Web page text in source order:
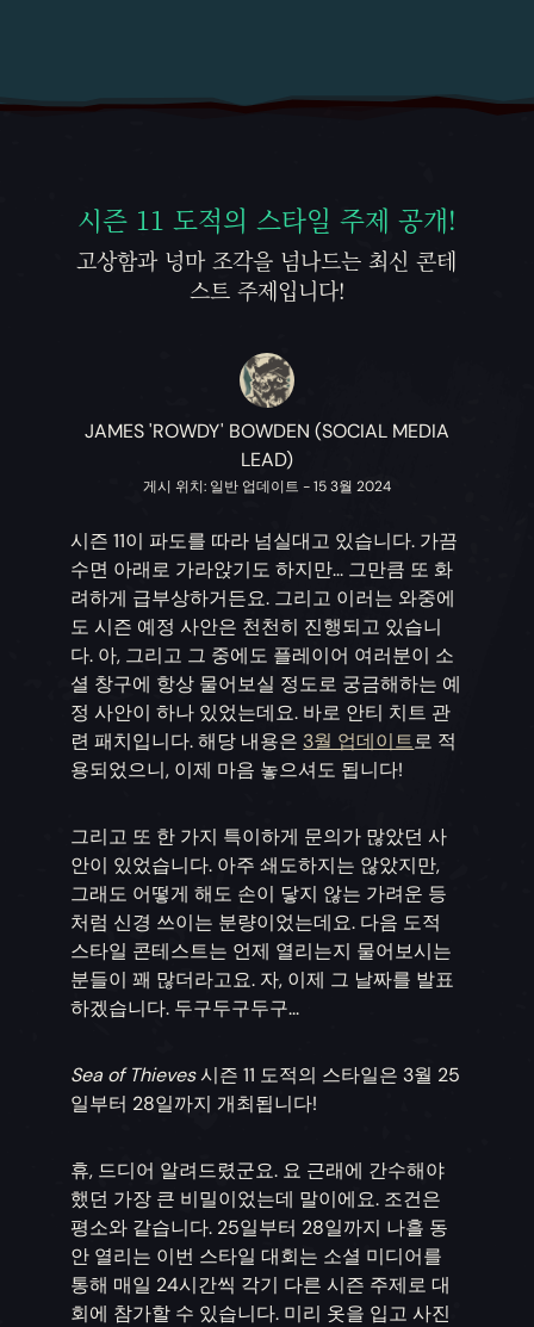
시즌 11 도적의 스타일 주제 공개!
고상함과 넝마 조각을 넘나드는 최신 콘테
스트 주제입니다!
JAMES 'ROWDY' BOWDEN (SOCIAL MEDIA
LEAD)
게시 위치: 일반 업데이트 - 15 3월 2024
시즌 11이 파도를 따라 넘실대고 있습니다. 가끔
수면 아래로 가라앉기도 하지만... 그만큼 또 화
려하게 급부상하거든요. 그리고 이러는 와중에
도 시즌 예정 사안은 천천히 진행되고 있습니
다. 아, 그리고 그 중에도 플레이어 여러분이 소
셜 창구에 항상 물어보실 정도로 궁금해하는 예
정 사안이 하나 있었는데요. 바로 안티 치트 관
련 패치입니다. 해당 내용은 3월 업데이트로 적
용되었으니, 이제 마음 놓으셔도 됩니다!
그리고 또 한 가지 특이하게 문의가 많았던 사
안이 있었습니다. 아주 쇄도하지는 않았지만,
그래도 어떻게 해도 손이 닿지 않는 가려운 등
처럼 신경 쓰이는 분량이었는데요. 다음 도적
스타일 콘테스트는 언제 열리는지 물어보시는
분들이 꽤 많더라고요. 자, 이제 그 날짜를 발표
하겠습니다. 두구두구두구...
Sea of Thieves시즌 11 도적의 스타일은 3월 25
일부터 28일까지 개최됩니다!
휴, 드디어 알려드렸군요. 요 근래에 간수해야
했던 가장 큰 비밀이었는데 말이에요. 조건은
평소와 같습니다. 25일부터 28일까지 나흘 동
안 열리는 이번 스타일 대회는 소셜 미디어를
통해 매일 24시간씩 각기 다른 시즌 주제로 대
회에 참가할 수 있습니다. 미리 옷을 입고 사진